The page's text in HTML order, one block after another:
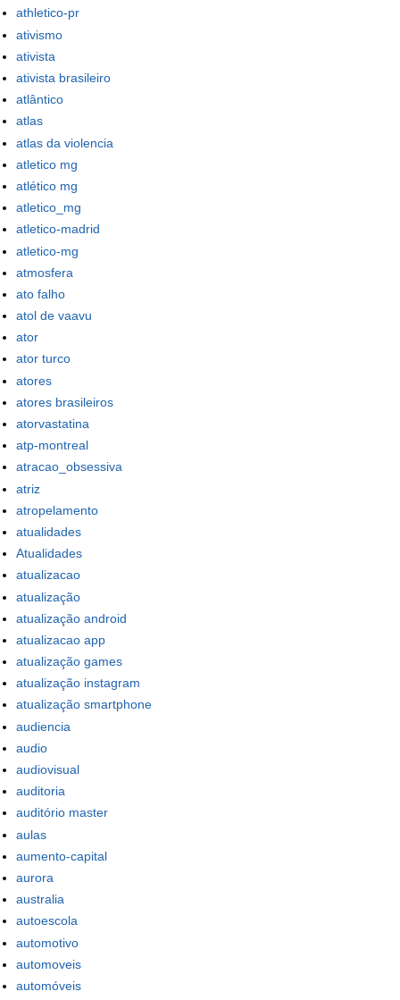
athletico-pr
ativismo
ativista
ativista brasileiro
atlântico
atlas
atlas da violencia
atletico mg
atlético mg
atletico_mg
atletico-madrid
atletico-mg
atmosfera
ato falho
atol de vaavu
ator
ator turco
atores
atores brasileiros
atorvastatina
atp-montreal
atracao_obsessiva
atriz
atropelamento
atualidades
Atualidades
atualizacao
atualização
atualização android
atualizacao app
atualização games
atualização instagram
atualização smartphone
audiencia
audio
audiovisual
auditoria
auditório master
aulas
aumento-capital
aurora
australia
autoescola
automotivo
automoveis
automóveis